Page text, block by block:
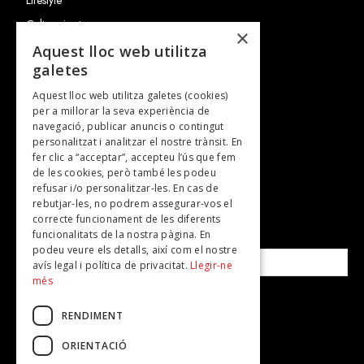
Cultura i art
Entrevistes
Gastronomia
TV
Plans per fer
Revistes
SUBSCRIU-TE A LA NOSTRA NEWSLETTER!
Correu electrònic*
Accepto lapolítica de privacitat
×
Aquest lloc web utilitza
galetes
Aquest lloc web utilitza galetes (cookies)
per a millorar la seva experiència de
navegació, publicar anuncis o contingut
personalitzat i analitzar el nostre trànsit. En
fer clic a “acceptar”, accepteu l’ús que fem
de les cookies, però també les podeu
refusar i/o personalitzar-les. En cas de
rebutjar-les, no podrem assegurar-vos el
correcte funcionament de les diferents
funcionalitats de la nostra pàgina. En
podeu veure els detalls, així com el nostre
avís legal i política de privacitat. Llegir-ne
més
RENDIMENT
ORIENTACIÓ